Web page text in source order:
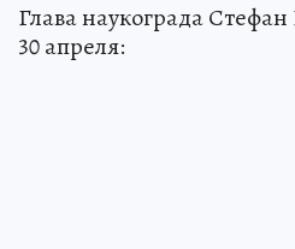
Глава наукограда
30 апреля: